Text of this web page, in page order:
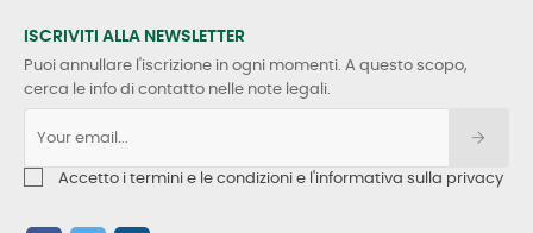
ISCRIVITI ALLA NEWSLETTER
Puoi annullare l'iscrizione in ogni momenti. A questo scopo,
cerca le info di contatto nelle note legali.
Accetto i termini e le condizioni e l'informativa sulla privacy